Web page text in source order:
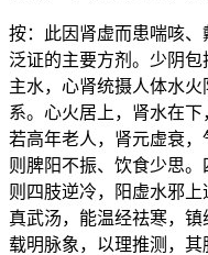
按：此因肾虚而患喘咳
泛证的主要方剂。少阴
主水，心肾统摄人体水
系。心火居上，肾水在下
若高年老人，肾元虚衰，
则脾阳不振、饮食少思。
则四肢逆冷，阳虚水邪上
真武汤，能温经祛寒，
载明脉象，以理推测，其